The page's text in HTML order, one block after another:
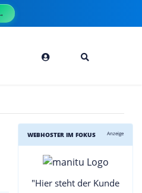
WEBHOSTER IM FOKUS Anzeige
"Hier steht der Kunde